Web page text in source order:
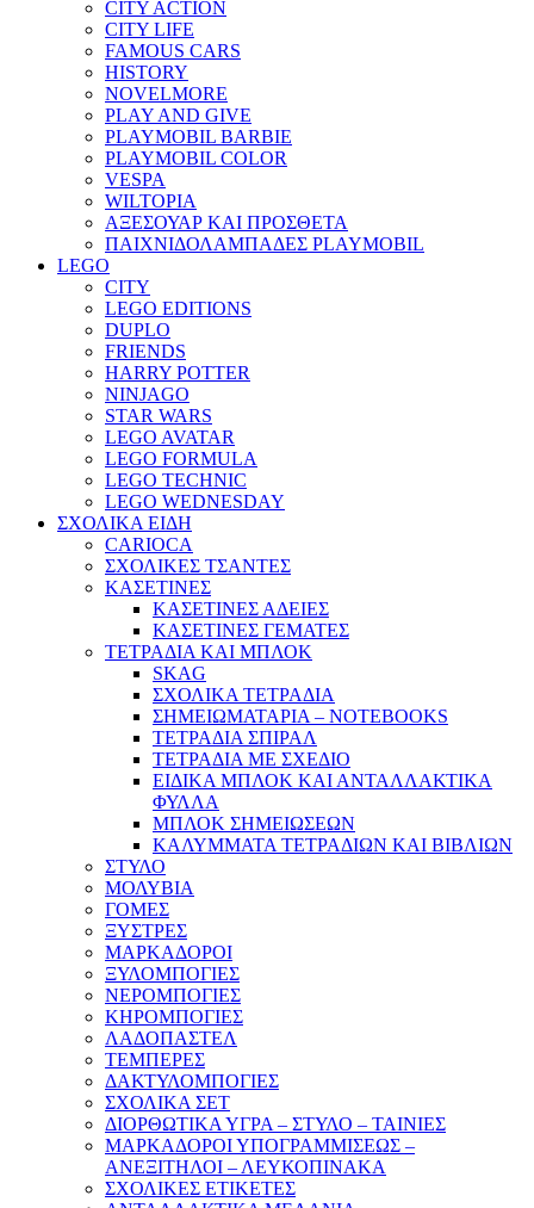
CITY ACTION
CITY LIFE
FAMOUS CARS
HISTORY
NOVELMORE
PLAY AND GIVE
PLAYMOBIL BARBIE
PLAYMOBIL COLOR
VESPA
WILTOPIA
ΑΞΕΣΟΥΑΡ ΚΑΙ ΠΡΟΣΘΕΤΑ
ΠΑΙΧΝΙΔΟΛΑΜΠΑΔΕΣ PLAYMOBIL
LEGO
CITY
LEGO EDITIONS
DUPLO
FRIENDS
HARRY POTTER
NINJAGO
STAR WARS
LEGO AVATAR
LEGO FORMULA
LEGO TECHNIC
LEGO WEDNESDAY
ΣΧΟΛΙΚΑ ΕΙΔΗ
CARIOCA
ΣΧΟΛΙΚΕΣ ΤΣΑΝΤΕΣ
ΚΑΣΕΤΙΝΕΣ
ΚΑΣΕΤΙΝΕΣ ΑΔΕΙΕΣ
ΚΑΣΕΤΙΝΕΣ ΓΕΜΑΤΕΣ
ΤΕΤΡΑΔΙΑ ΚΑΙ ΜΠΛΟΚ
SKAG
ΣΧΟΛΙΚΑ ΤΕΤΡΑΔΙΑ
ΣΗΜΕΙΩΜΑΤΑΡΙΑ – NOTEBOOKS
ΤΕΤΡΑΔΙΑ ΣΠΙΡΑΛ
ΤΕΤΡΑΔΙΑ ΜΕ ΣΧΕΔΙΟ
ΕΙΔΙΚΑ ΜΠΛΟΚ ΚΑΙ ΑΝΤΑΛΛΑΚΤΙΚΑ
ΦΥΛΛΑ
ΜΠΛΟΚ ΣΗΜΕΙΩΣΕΩΝ
ΚΑΛΥΜΜΑΤΑ ΤΕΤΡΑΔΙΩΝ ΚΑΙ ΒΙΒΛΙΩΝ
ΣΤΥΛΟ
ΜΟΛΥΒΙΑ
ΓΟΜΕΣ
ΞΥΣΤΡΕΣ
ΜΑΡΚΑΔΟΡΟΙ
ΞΥΛΟΜΠΟΓΙΕΣ
ΝΕΡΟΜΠΟΓΙΕΣ
ΚΗΡΟΜΠΟΓΙΕΣ
ΛΑΔΟΠΑΣΤΕΛ
ΤΕΜΠΕΡΕΣ
ΔΑΚΤΥΛΟΜΠΟΓΙΕΣ
ΣΧΟΛΙΚΑ ΣΕΤ
ΔΙΟΡΘΩΤΙΚΑ ΥΓΡΑ – ΣΤΥΛΟ – ΤΑΙΝΙΕΣ
ΜΑΡΚΑΔΟΡΟΙ ΥΠΟΓΡΑΜΜΙΣΕΩΣ –
ΑΝΕΞΙΤΗΛΟΙ – ΛΕΥΚΟΠΙΝΑΚΑ
ΣΧΟΛΙΚΕΣ ΕΤΙΚΕΤΕΣ